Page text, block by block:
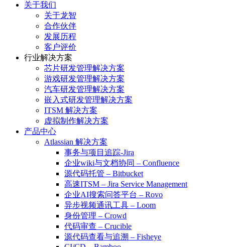
关于我们
关于龙智
合作伙伴
发展历程
客户评价
行业解决方案
芯片研发管理解决方案
游戏研发管理解决方案
汽车研发管理解决方案
嵌入式研发管理解决方案
ITSM 解决方案
虚拟制作解决方案
产品中心
Atlassian 解决方案
事务与项目追踪-Jira
企业wiki与文档协同 – Confluence
源代码托管 – Bitbucket
高速ITSM – Jira Service Management
企业AI搜索问答平台 – Rovo
异步视频通讯工具 – Loom
身份管理 – Crowd
代码审查 – Crucible
源代码查看与追溯 – Fisheye